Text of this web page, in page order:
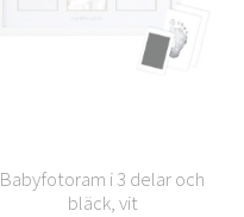
Babyfotoram i 3 delar och
bläck, vit